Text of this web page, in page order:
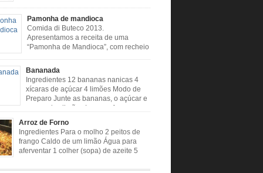
(picado em cubos) 300 g de bacon
cubos) 1 lata de milho verde 2 dentes de
3 colheres de óleo 2 […]
Pamonha de mandioca
Comida di Buteco 2013.
Apresentamos a receita de uma
“Pamonha de Mandioca”, com recheio
do Comida di Buteco, Eduardo Maya.
(para 02 pamonhas): Massa: 15gr de
100gr de mandioca crua ralada e
1 colher café de manteiga 35ml de leite
milho verde 1 […]
Bananada
Ingredientes 12 bananas nanicas 4
xícaras de açúcar 4 limões Modo de
Preparo Junte as bananas, o açúcar e
o suco dos limões Leve ao fogo e
estiver desgrudando do fundo da panela
Preparo Dificuldade: Fácil Tempo de
40 minutos
culinaria-
de-preparo
Arroz de Forno
Ingredientes Para o molho 2 peitos de
frango Caldo de um limão Água para
aferventar 1 colher (sopa) de azeite 5
cubos Tempero caseiro verde 1 colher